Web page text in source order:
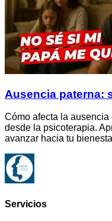
Ausencia paterna:
Cómo afecta la
desde la psicoterapia.
avanzar hacia tu
Servicios